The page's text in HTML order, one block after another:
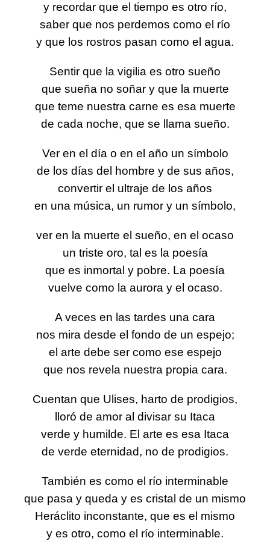
y recordar que el tiempo es otro río,
saber que nos perdemos como el río
y que los rostros pasan como el agua.
Sentir que la vigilia es otro sueño
que sueña no soñar y que la muerte
que teme nuestra carne es esa muerte
de cada noche, que se llama sueño.
Ver en el día o en el año un símbolo
de los días del hombre y de sus años,
convertir el ultraje de los años
en una música, un rumor y un símbolo,
ver en la muerte el sueño, en el ocaso
un triste oro, tal es la poesía
que es inmortal y pobre. La poesía
vuelve como la aurora y el ocaso.
A veces en las tardes una cara
nos mira desde el fondo de un espejo;
el arte debe ser como ese espejo
que nos revela nuestra propia cara.
Cuentan que Ulises, harto de prodigios,
lloró de amor al divisar su Itaca
verde y humilde. El arte es esa Itaca
de verde eternidad, no de prodigios.
También es como el río interminable
que pasa y queda y es cristal de un mismo
Heráclito inconstante, que es el mismo
y es otro, como el río interminable.